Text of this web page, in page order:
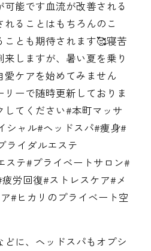
可能です血流が改善される
ることはもちろんのこ
ことも期待されます🥰寝苦
しますが、暑い夏を乗り
ケアを始めてみません
ーで随時更新しておりま
てください#本町マッサ
シャル#ヘッドスパ#痩身#
ライダルエステ
ステ#プライベートサロン#
労回復#ストレスケア#メ
#ヒカリのプライベート空
どに、ヘッドスパもオプシ